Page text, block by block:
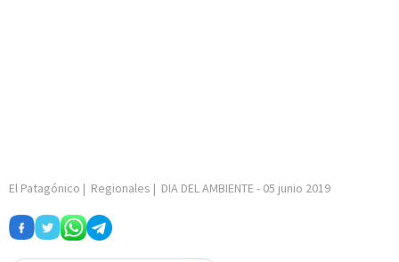
El Patagónico | Regionales | DIA DEL AMBIENTE- 05 junio 2019